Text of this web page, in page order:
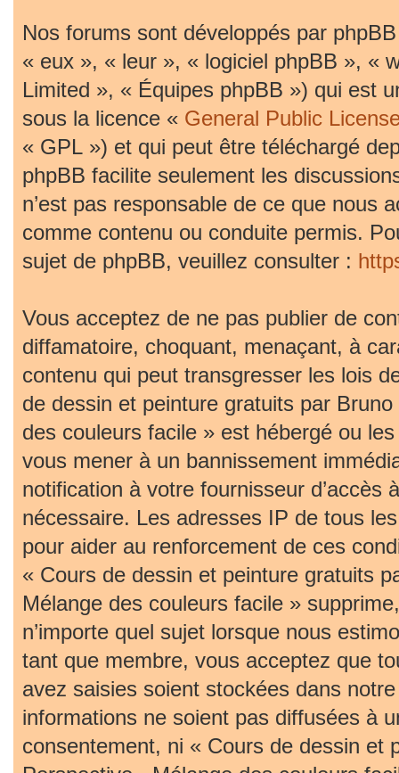
Nos forums sont développés par
« eux », « leur », « logiciel phpBB », «
Limited », « Équipes phpBB ») qui est
sous la licence « General Public
« GPL ») et qui peut être téléchargé
phpBB facilite seulement les
n’est pas responsable de ce que nous
comme contenu ou conduite permis.
sujet de phpBB, veuillez consulter :
Vous acceptez de ne pas publier de
diffamatoire, choquant, menaçant, à
contenu qui peut transgresser les lois
de dessin et peinture gratuits par
des couleurs facile » est hébergé ou
vous mener à un bannissement
notification à votre fournisseur d’accès
nécessaire. Les adresses IP de tous
pour aider au renforcement de ces
« Cours de dessin et peinture gratuits
Mélange des couleurs facile »
n’importe quel sujet lorsque nous
tant que membre, vous acceptez que
avez saisies soient stockées dans
informations ne soient pas diffusées à
consentement, ni « Cours de dessin et